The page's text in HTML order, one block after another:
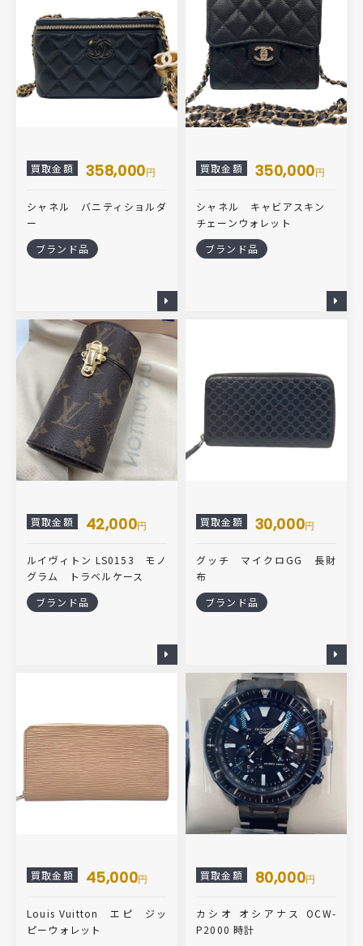
買取金額 358,000円
シャネル バニティショルダ
ー
ブランド品
買取金額 350,000円
シャネル キャビアスキン
チェーンウォレット
ブランド品
買取金額 42,000円
ルイヴィトン LS0153 モノ
グラム トラベルケース
ブランド品
買取金額 30,000円
グッチ マイクロGG 長財
布
ブランド品
買取金額 45,000円
Louis Vuitton エピ ジッ
ピーウォレット
買取金額 80,000円
カシオ オシアナス OCW-
P2000 時計